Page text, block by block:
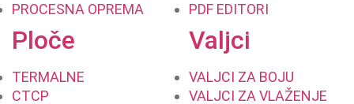
PROCESNA OPREMA
PDF EDITORI
Ploče
TERMALNE
CTCP
Valjci
VALJCI ZA BOJU
VALJCI ZA VLAŽENJE